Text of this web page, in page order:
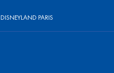
PARIS